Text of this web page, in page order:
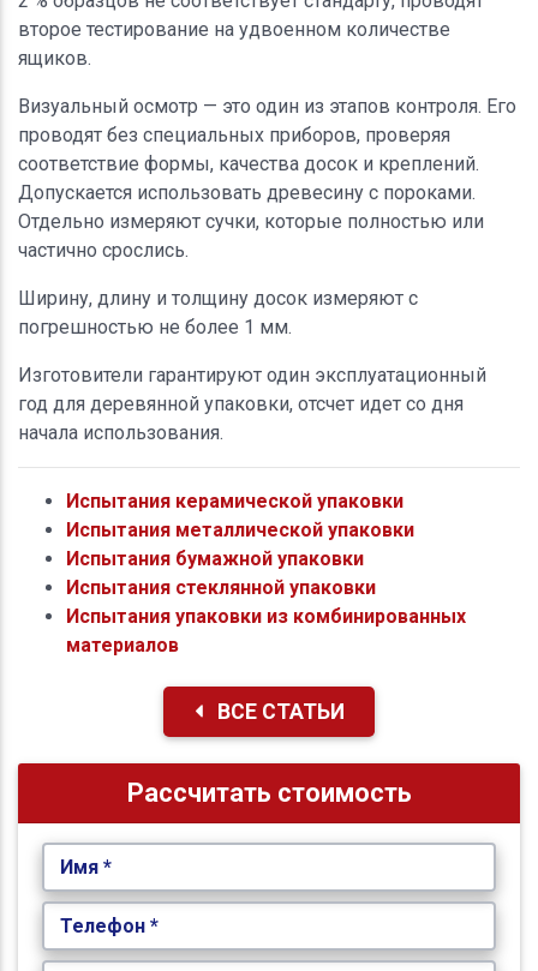
второе тестирование на удвоенном количестве
ящиков.
Визуальный осмотр — это один из этапов контроля. Его
проводят без специальных приборов, проверяя
соответствие формы, качества досок и креплений.
Допускается использовать древесину с пороками.
Отдельно измеряют сучки, которые полностью или
частично срослись.
Ширину, длину и толщину досок измеряют с
погрешностью не более 1 мм.
Изготовители гарантируют один эксплуатационный
год для деревянной упаковки, отсчет идет со дня
начала использования.
Испытания керамической упаковки
Испытания металлической упаковки
Испытания бумажной упаковки
Испытания стеклянной упаковки
Испытания упаковки из комбинированных
материалов
ВСЕ СТАТЬИ
Рассчитать стоимость
Имя *
Телефон *